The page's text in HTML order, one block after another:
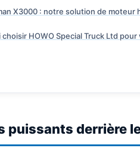
X3000 : notre solution de moteur
choisir HOWO Special Truck Ltd
puissants derrière